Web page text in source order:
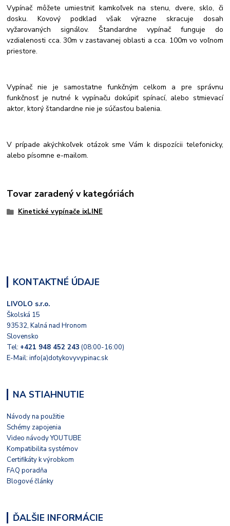
Vypínač môžete umiestniť kamkoľvek na stenu, dvere, sklo, či
dosku. Kovový podklad však výrazne skracuje dosah
vyžarovaných signálov. Štandardne vypínač funguje do
vzdialenosti cca. 30m v zastavanej oblasti a cca. 100m vo voľnom
priestore.
Vypínač nie je samostatne funkčným celkom a pre správnu
funkčnosť je nutné k vypínaču dokúpiť spínací, alebo stmievací
aktor, ktorý štandardne nie je súčasťou balenia.
V prípade akýchkoľvek otázok sme Vám k dispozícii telefonicky,
alebo písomne e-mailom.
Tovar zaradený v kategóriách
Kinetické vypínače ixLINE
KONTAKTNÉ ÚDAJE
LIVOLO s.r.o.
Školská 15
93532, Kalná nad Hronom
Slovensko
Tel: +421 948 452 243 (08:00-16:00)
E-Mail: info(a)dotykovyvypinac.sk
NA STIAHNUTIE
Návody na použitie
Schémy zapojenia
Video návody YOUTUBE
Kompatibilita systémov
Certifikáty k výrobkom
FAQ poradňa
Blogové články
ĎALŠIE INFORMÁCIE